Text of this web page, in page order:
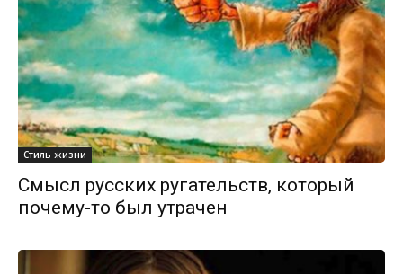
Стиль жизни
Смысл русских ругательств, который
почему-то был утрачен